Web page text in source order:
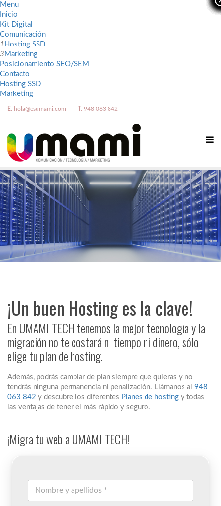
Menu
Inicio
Kit Digital
Comunicación
1 Hosting SSD
3 Marketing
Posicionamiento SEO/SEM
Contacto
Hosting SSD
Marketing
E. hola@esumami.com T. 948 063 842
¡Un buen Hosting es la clave!
En UMAMI TECH tenemos la mejor tecnología y la
migración no te costará ni tiempo ni dinero, sólo
elige tu plan de hosting.
Además, podrás cambiar de plan siempre que quieras y no
tendrás ninguna permanencia ni penalización. Llámanos al 948
063 842 y descubre los diferentes Planes de hosting y todas
las ventajas de tener el más rápido y seguro.
¡Migra tu web a UMAMI TECH!